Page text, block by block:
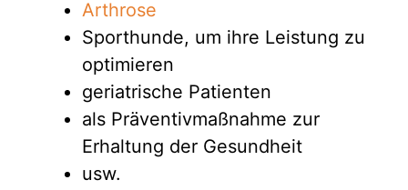
Arthrose
Sporthunde, um ihre Leistung zu
optimieren
geriatrische Patienten
als Präventivmaßnahme zur
Erhaltung der Gesundheit
usw.